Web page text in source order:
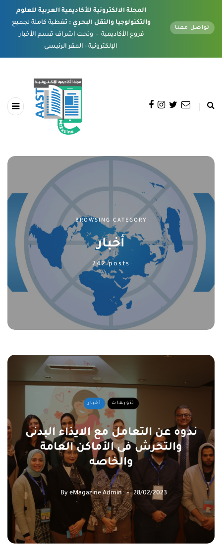
المجلة الالكترونية للأكاديمية العربية للعلوم
والتكنولوجيا والنقل البحري : تغطية كاملة لجميع
فروع الأكاديمية - وتحت اشراف قسم الأخبار
تواصل معنا
BROWSING CATEGORY
أخبار
242 posts
أخبار تنويهات
ندوه عن التعامل مع الايذاء البدنى
والتحرش فى الأماكن العامة
والخاصه
By eMagazine Admin 28/02/2023